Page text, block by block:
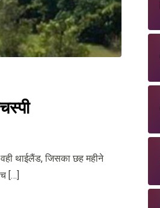
थाईलैंड, जिसका छह महीने
[…]